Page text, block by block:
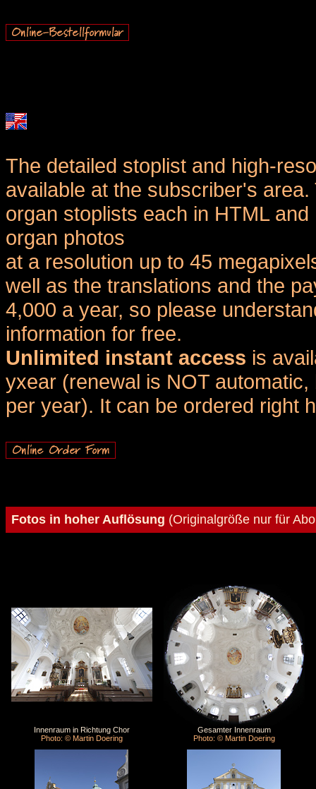
The detailed stoplist and high-
available at the subscriber's
organ stoplists each in HTML
organ photos
at a resolution up to 45
well as the translations and the
4,000 a year, so please
information for free.
Unlimited instant access is
yxear (renewal is NOT
per year). It can be ordered right
Fotos in hoher Auflösung (Originalgröße nur für
Innenraum in Richtung Chor
Photo: © Martin Doering
Gesamter Innenraum
Photo: © Martin Doering